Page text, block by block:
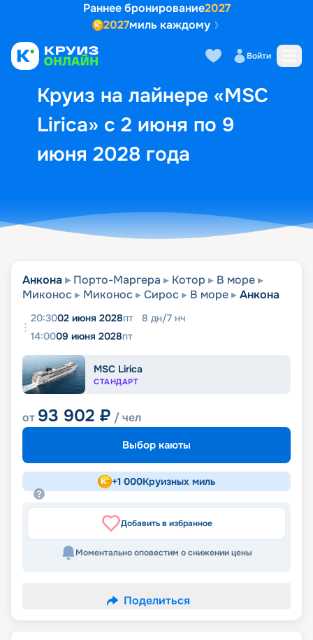
Раннее бронирование2027
2027миль каждому
Войти
Круиз на лайнере «MSC
Lirica» с 2 июня по 9
июня 2028 года
Выбор кают Маршрут и
Анкона Порто-Маргера Котор
В море
Миконос
Миконос Сирос В море Анкона
20:3002 июня 2028пт 8 дн/7 нч
14:0009 июня 2028пт
MSC Lirica
СТАНДАРТ
от 93 902 ₽ / чел
Выбор каюты
+1 000Круизных миль
Добавить в избранное
Моментально оповестим о снижении цены
Поделиться